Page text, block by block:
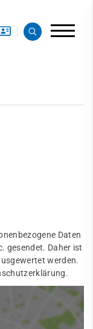
Daten
gesendet. Daher ist
werden.